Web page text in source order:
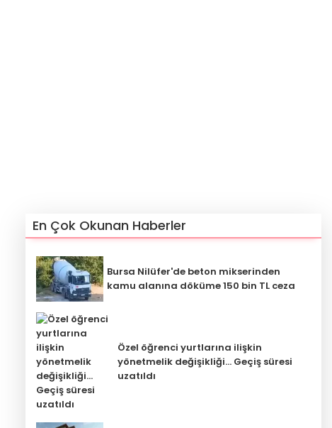
En Çok Okunan Haberler
Bursa Nilüfer'de beton mikserinden
kamu alanına döküme 150 bin TL ceza
Özel öğrenci yurtlarına ilişkin
yönetmelik değişikliği... Geçiş süresi
uzatıldı